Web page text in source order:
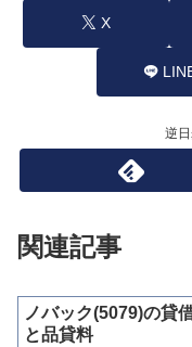
X
逆
関連記事
ノバック(5079)の貸
と品貸料